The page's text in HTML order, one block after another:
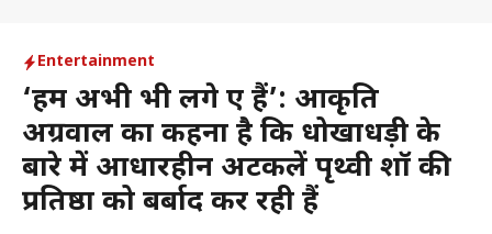
Entertainment
‘हम अभी भी लगे हुए हैं’: आकृति
अग्रवाल का कहना है कि धोखाधड़ी के
बारे में आधारहीन अटकलें पृथ्वी शॉ की
प्रतिष्ठा को बर्बाद कर रही हैं